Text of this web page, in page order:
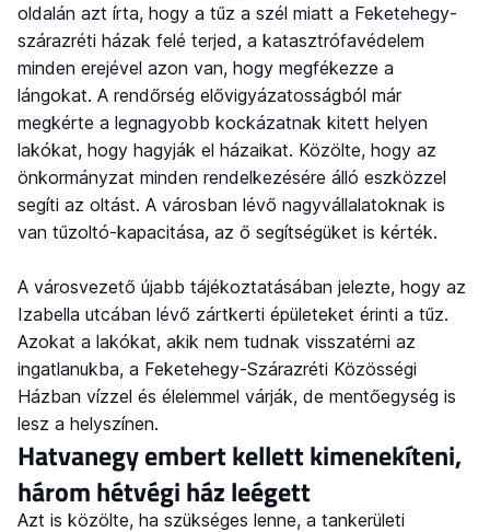
oldalán azt írta, hogy a tűz a szél miatt a Feketehegy-
szárazréti házak felé terjed, a katasztrófavédelem
minden erejével azon van, hogy megfékezze a
lángokat. A rendőrség elővigyázatosságból már
megkérte a legnagyobb kockázatnak kitett helyen
lakókat, hogy hagyják el házaikat. Közölte, hogy az
önkormányzat minden rendelkezésére álló eszközzel
segíti az oltást. A városban lévő nagyvállalatoknak is
van tűzoltó-kapacitása, az ő segítségüket is kérték.
A városvezető újabb tájékoztatásában jelezte, hogy az
Izabella utcában lévő zártkerti épületeket érinti a tűz.
Azokat a lakókat, akik nem tudnak visszatérni az
ingatlanukba, a Feketehegy-Szárazréti Közösségi
Házban vízzel és élelemmel várják, de mentőegység is
lesz a helyszínen.
Hatvanegy embert kellett kimenekíteni,
három hétvégi ház leégett
Azt is közölte, ha szükséges lenne, a tankerületi